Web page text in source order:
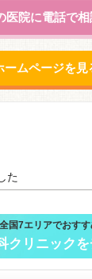
医院に電話で相
ームページを見
た
全国7エリアでおすす
クリニック